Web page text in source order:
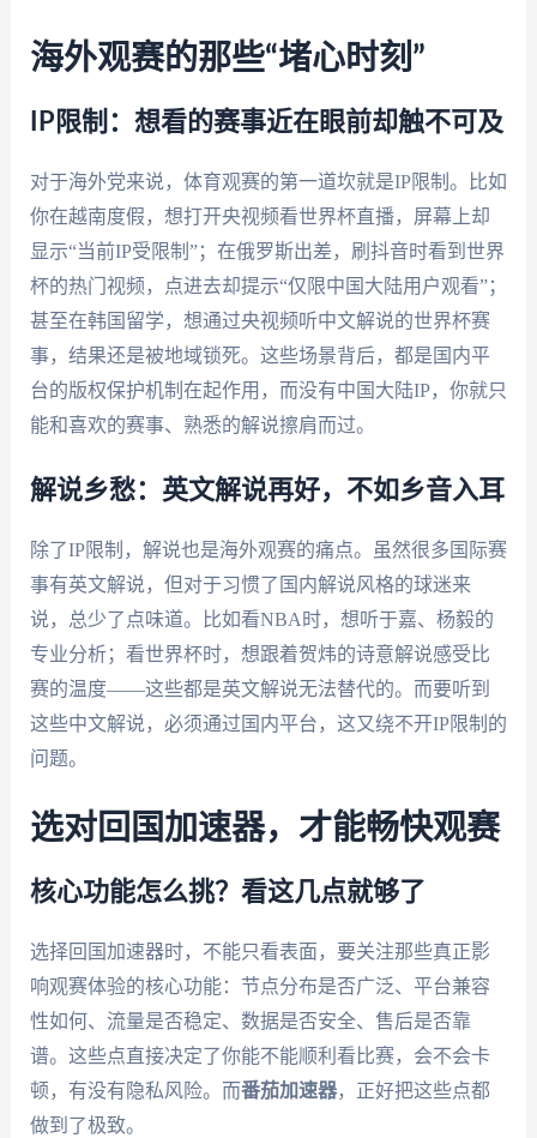
海外观赛的那些“堵心时刻”
IP限制：想看的赛事近在眼前却触不可及
对于海外党来说，体育观赛的第一道坎就是IP限制。比如
你在越南度假，想打开央视频看世界杯直播，屏幕上却
显示“当前IP受限制”；在俄罗斯出差，刷抖音时看到世界
杯的热门视频，点进去却提示“仅限中国大陆用户观看”；
甚至在韩国留学，想通过央视频听中文解说的世界杯赛
事，结果还是被地域锁死。这些场景背后，都是国内平
台的版权保护机制在起作用，而没有中国大陆IP，你就只
能和喜欢的赛事、熟悉的解说擦肩而过。
解说乡愁：英文解说再好，不如乡音入耳
除了IP限制，解说也是海外观赛的痛点。虽然很多国际赛
事有英文解说，但对于习惯了国内解说风格的球迷来
说，总少了点味道。比如看NBA时，想听于嘉、杨毅的
专业分析；看世界杯时，想跟着贺炜的诗意解说感受比
赛的温度——这些都是英文解说无法替代的。而要听到
这些中文解说，必须通过国内平台，这又绕不开IP限制的
问题。
选对回国加速器，才能畅快观赛
核心功能怎么挑？看这几点就够了
选择回国加速器时，不能只看表面，要关注那些真正影
响观赛体验的核心功能：节点分布是否广泛、平台兼容
性如何、流量是否稳定、数据是否安全、售后是否靠
谱。这些点直接决定了你能不能顺利看比赛，会不会卡
顿，有没有隐私风险。而番茄加速器，正好把这些点都
做到了极致。